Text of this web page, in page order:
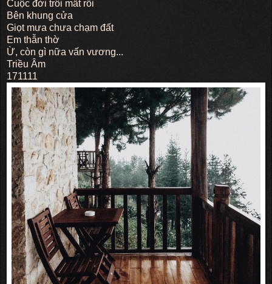
Cuộc đời trôi mất rồi
Bên khung cửa
Giọt mưa chưa chạm đất
Em thẫn thờ
Ừ, còn gì nữa vấn vương...
Triều Âm
171111